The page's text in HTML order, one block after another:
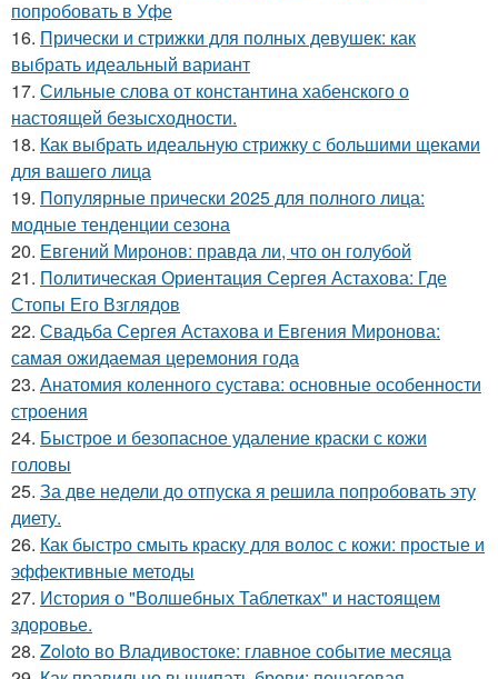
попробовать в Уфе
16. Прически и стрижки для полных девушек: как
выбрать идеальный вариант
17. Сильные слова от константина хабенского о
настоящей безысходности.
18. Как выбрать идеальную стрижку с большими щеками
для вашего лица
19. Популярные прически 2025 для полного лица:
модные тенденции сезона
20. Евгений Миронов: правда ли, что он голубой
21. Политическая Ориентация Сергея Астахова: Где
Стопы Его Взглядов
22. Свадьба Сергея Астахова и Евгения Миронова:
самая ожидаемая церемония года
23. Анатомия коленного сустава: основные особенности
строения
24. Быстрое и безопасное удаление краски с кожи
головы
25. За две недели до отпуска я решила попробовать эту
диету.
26. Как быстро смыть краску для волос с кожи: простые и
эффективные методы
27. История о "Волшебных Таблетках" и настоящем
здоровье.
28. Zoloto во Владивостоке: главное событие месяца